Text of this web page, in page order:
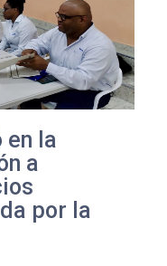
en la
a
por la